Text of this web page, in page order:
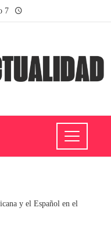
7
y el Español en el